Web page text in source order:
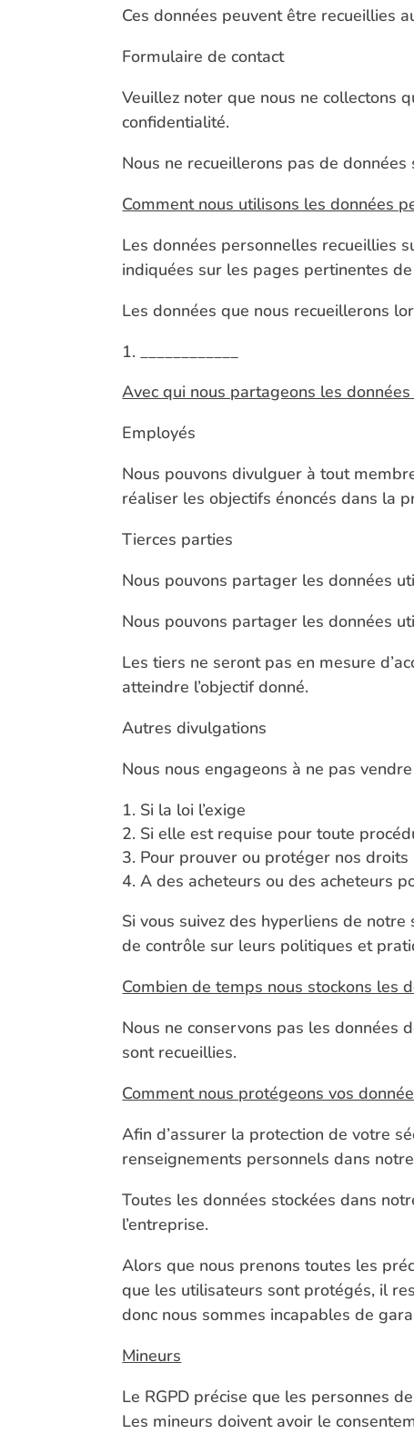
Ces données peuvent être recueillies
Formulaire de contact
Veuillez noter que nous ne collectons
confidentialité.
Nous ne recueillerons pas de
Comment nous utilisons les données
Les données personnelles recueillies
indiquées sur les pages pertinentes
Les données que nous recueillerons
Avec qui nous partageons les
Employés
Nous pouvons divulguer à tout
réaliser les objectifs énoncés dans la
Tierces parties
Nous pouvons partager les données
Nous pouvons partager les données
Les tiers ne seront pas en mesure
atteindre l’objectif donné.
Autres divulgations
Nous nous engageons à ne pas
Si la loi l’exige
Si elle est requise pour toute
Pour prouver ou protéger nos droits
A des acheteurs ou des acheteurs
Si vous suivez des hyperliens de
de contrôle sur leurs politiques et
Combien de temps nous stockons les
Nous ne conservons pas les données
sont recueillies.
Comment nous protégeons vos
Afin d’assurer la protection de votre
renseignements personnels dans
Toutes les données stockées dans
l’entreprise.
Alors que nous prenons toutes les
que les utilisateurs sont protégés, il
donc nous sommes incapables de
Mineurs
Le RGPD précise que les personnes
Les mineurs doivent avoir le